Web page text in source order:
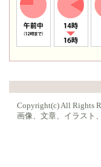
Copyright(c) All Rights
画像、文章、イラスト